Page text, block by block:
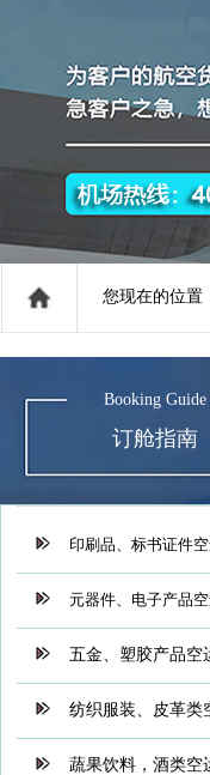
您现在的位置
Booking Guide
订舱指南
印刷品、标书证件
元器件、电子产品
五金、塑胶产品空
纺织服装、皮革类
蔬果饮料，酒类空